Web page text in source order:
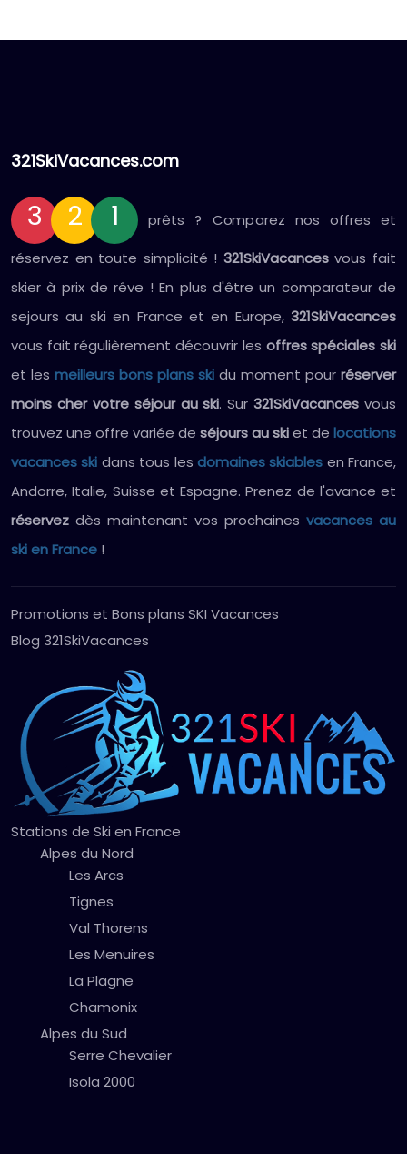
321SkiVacances.com
3 2 1
prêts ? Comparez nos offres et
réservez en toute simplicité ! 321SkiVacancesvous fait
skier à prix de rêve ! En plus d'être un comparateur de
sejours au ski en France et en Europe, 321SkiVacances
vous fait régulièrement découvrir les offres spéciales ski
et les meilleurs bons plans ski du moment pour réserver
moins cher votre séjour au ski. Sur321SkiVacances vous
trouvez une offre variée de séjours au skiet de locations
vacances ski dans tous les domaines skiables en France,
Andorre, Italie, Suisse et Espagne. Prenez de l'avance et
réservez dès maintenant vos prochaines vacances au
ski en France !
Promotions et Bons plans SKI Vacances
Blog 321SkiVacances
Stations de Ski en France
Alpes du Nord
Les Arcs
Tignes
Val Thorens
Les Menuires
La Plagne
Chamonix
Alpes du Sud
Serre Chevalier
Isola 2000